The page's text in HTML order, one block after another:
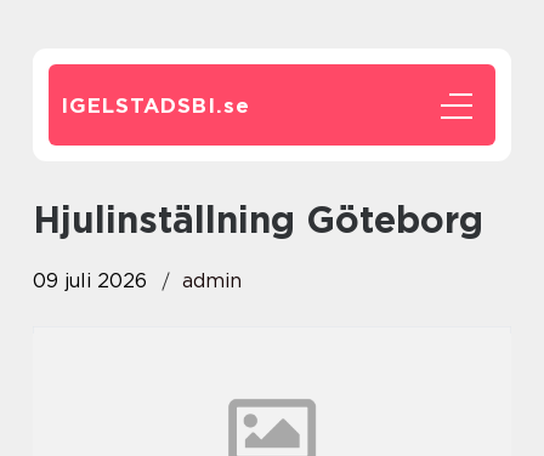
IGELSTADSBI.se
hjulinställning Göteborg
09 juli 2026 admin